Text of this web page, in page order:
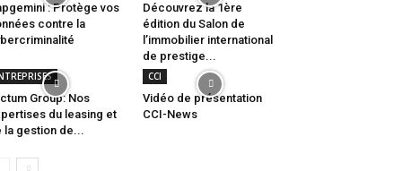
: Protège vos
contre la
Découvrez la 1ère
édition du Salon de
l’immobilier international
de prestige...
Group: Nos
du leasing et
la gestion de...
CCI
Vidéo de présentation
CCI-News